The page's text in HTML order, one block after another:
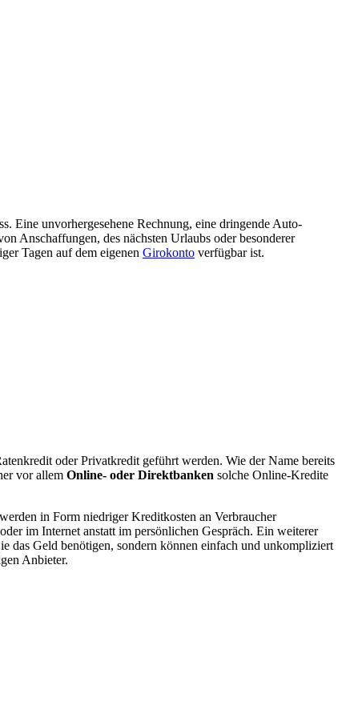
Eine unvorhergesehene Rechnung, eine dringende Auto-
Anschaffungen, des nächsten Urlaubs oder besonderer
Tagen auf dem eigenen Girokonto verfügbar ist.
oder Privatkredit geführt werden. Wie der Name bereits
vor allem Online- oder Direktbanken solche Online-Kredite
in Form niedriger Kreditkosten an Verbraucher
im Internet anstatt im persönlichen Gespräch. Ein weiterer
das Geld benötigen, sondern können einfach und unkompliziert
Anbieter.